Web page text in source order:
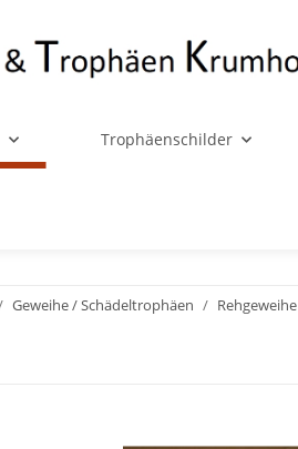
Trophäenschilder
Geweihe / Schädeltrophäen Rehgeweihe